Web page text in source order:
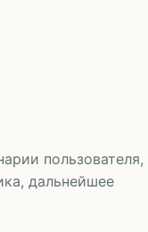
пользователя,
дальнейшее